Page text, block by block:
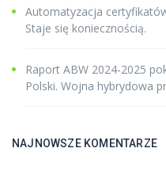
Automatyzacja
Staje się koniecznością.
Raport ABW 2024-2025
Polski. Wojna hybrydowa
NAJNOWSZE KOMENTARZE